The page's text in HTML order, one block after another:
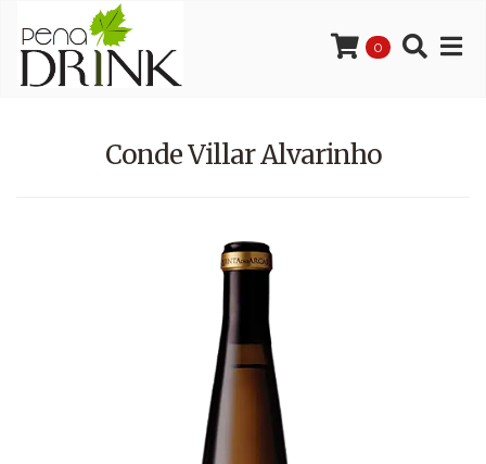
0
Conde Villar Alvarinho